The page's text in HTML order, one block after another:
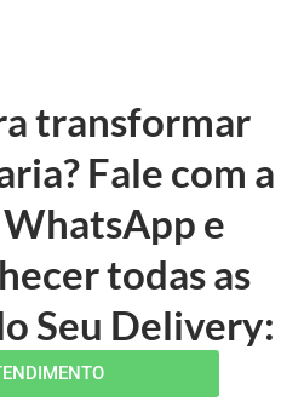
transformar
Fale com a
e
todas as
Seu Delivery: